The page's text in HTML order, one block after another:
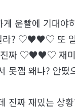
운빨에 기대야
엘라? ♡♥♥♡ 또
진짜 ♡♥♥♡ 재미
못깸 왜냐? 안떴
진짜 재밌는 상